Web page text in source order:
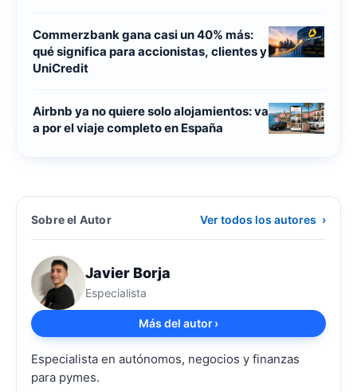
Commerzbank gana casi un 40% más:
qué significa para accionistas, clientes y
UniCredit
Airbnb ya no quiere solo alojamientos: va
a por el viaje completo en España
Sobre el Autor Ver todos los autores ›
Javier Borja
Especialista
Más del autor›
Especialista en autónomos, negocios y finanzas
para pymes.